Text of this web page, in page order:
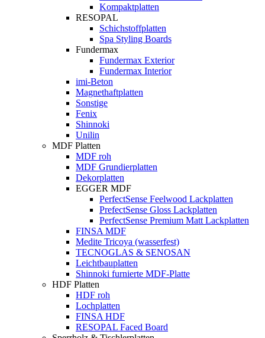
Kompaktplatten
RESOPAL
Schichstoffplatten
Spa Styling Boards
Fundermax
Fundermax Exterior
Fundermax Interior
imi-Beton
Magnethaftplatten
Sonstige
Fenix
Shinnoki
Unilin
MDF Platten
MDF roh
MDF Grundierplatten
Dekorplatten
EGGER MDF
PerfectSense Feelwood Lackplatten
PrefectSense Gloss Lackplatten
PerfectSense Premium Matt Lackplatten
FINSA MDF
Medite Tricoya (wasserfest)
TECNOGLAS & SENOSAN
Leichtbauplatten
Shinnoki furnierte MDF-Platte
HDF Platten
HDF roh
Lochplatten
FINSA HDF
RESOPAL Faced Board